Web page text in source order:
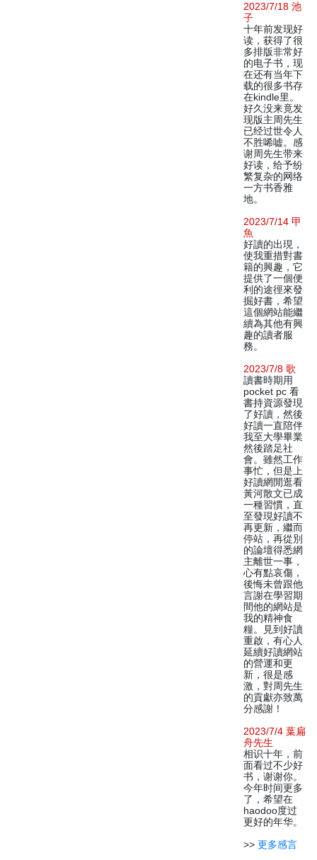
2023/7/18 池
子
十年前发现好
读，获得了很
多排版非常好
的电子书，现
在还有当年下
载的很多书存
在kindle里。
好久没来竟发
现版主周先生
已经过世令人
不胜唏嘘。感
谢周先生带来
好读，给予纷
繁复杂的网络
一方书香雅
地。
2023/7/14 甲
魚
好讀的出現，
使我重措對書
籍的興趣，它
提供了一個便
利的途徑來發
掘好書，希望
這個網站能繼
續為其他有興
趣的讀者服
務。
2023/7/8 歌
讀書時期用
pocket pc 看
書持資源發現
了好讀，然後
好讀一直陪伴
我至大學畢業
然後踏足社
會。雖然工作
事忙，但是上
好讀網閒逛看
黃河散文已成
一種習慣，直
至發現好讀不
再更新，繼而
停站，再從別
的論壇得悉網
主離世一事，
心有點哀傷，
後悔未曾跟他
言謝在學習期
間他的網站是
我的精神食
糧。見到好讀
重啟，有心人
延續好讀網站
的營運和更
新，很是感
激，對周先生
的貢獻亦致萬
分感謝！
2023/7/4 葉扁
舟先生
相识十年，前
面看过不少好
书，谢谢你。
今年时间更多
了，希望在
haodoo度过
更好的年华。
>> 更多感言